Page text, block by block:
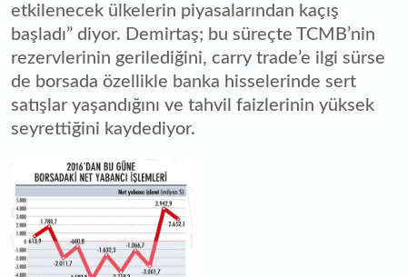
etkilenecek ülkelerin piyasalarından kaçış
başladı” diyor. Demirtaş; bu süreçte TCMB’nin
rezervlerinin gerilediğini, carry trade’e ilgi sürse
de borsada özellikle banka hisselerinde sert
satışlar yaşandığını ve tahvil faizlerinin yüksek
seyrettiğini kaydediyor.